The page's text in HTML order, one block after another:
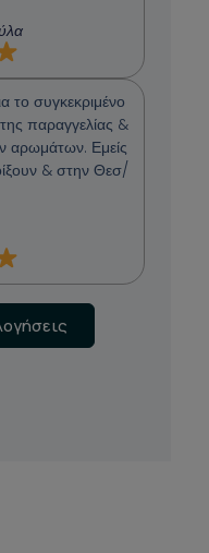
συγκεκριμένο
παραγγελίας &
αρωμάτων. Εμείς
& στην Θεσ/